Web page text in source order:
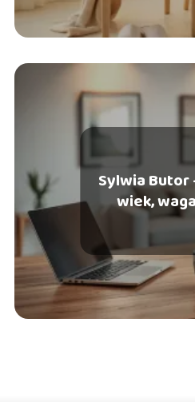
Sylwia
wiek,